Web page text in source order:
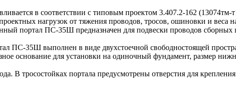
в соответствии с типовым проектом 3.407.2-162 (13074тм-
нагрузок от тяжения проводов, тросов, ошиновки и веса
портал ПС-35Ш предназначен для подвески проводов
ПС-35Ш выполнен в виде двухстоечной свободностоящей
основание для установки на одиночный фундамент, размер
В тросостойках портала предусмотрены отверстия для